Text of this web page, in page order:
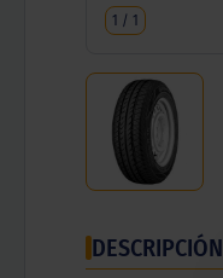
1 / 1
DESCRIPCIÓN